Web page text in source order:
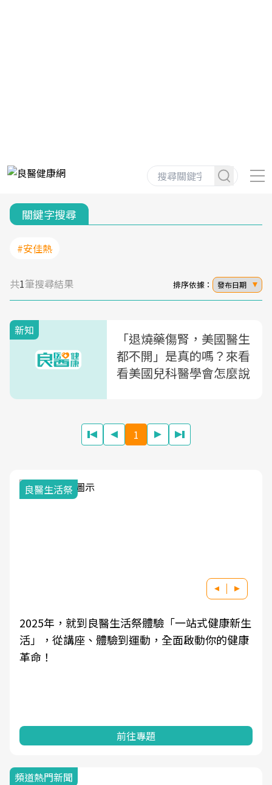
關鍵字搜尋
#安佳熱
共1筆搜尋結果 排序依據： 發布日期
新知
「退燒藥傷腎，美國醫生
都不開」是真的嗎？來看
看美國兒科醫學會怎麼說
1
良醫生活祭
2025年，就到良醫生活祭體驗「一站式健康新生
活」，從講座、體驗到運動，全面啟動你的健康
革命！
前往專題
頻道熱門新聞